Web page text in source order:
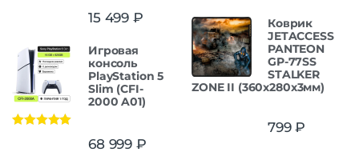
15 499 ₽
Игровая
консоль
PlayStation 5
Slim (CFI-
2000 A01)
68 999 ₽
Коврик
JETACCESS
PANTEON
GP-77SS
STALKER
ZONE II (360x280x3мм)
799₽